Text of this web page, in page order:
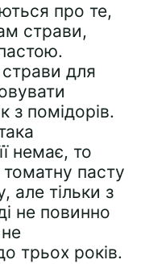
про те,
страви,
для
з помідорів.
немає, то
пасту
але тільки з
не повинно
трьох років.